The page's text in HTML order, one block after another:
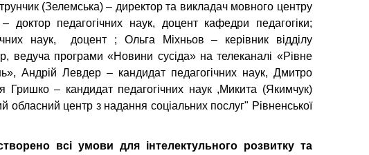
(Зелемська) – директор та викладач мовного центру
педагогічних наук, доцент кафедри педагогіки;
наук, доцент ; Ольга Міхньов – керівник відділу
ведуча програми «Новини сусіда» на телеканалі «Рівне
Андрій Левдер – кандидат педагогічних наук, Дмитро
Гришко – кандидат педагогічних наук ,Микита (Якимчук)
обласний центр з надання соціальних послуг" Рівненської
всі умови для інтелектульного розвитку та